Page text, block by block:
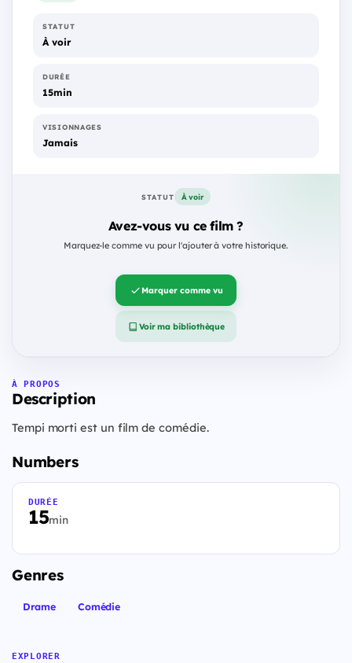
STATUT
À voir
DURÉE
15min
VISIONNAGES
Jamais
STATUT À voir
Avez-vous vu ce film ?
Marquez-le comme vu pour l'ajouter à votre historique.
Marquer comme vu
Voir ma bibliothèque
À PROPOS
Description
Tempi morti est un film de comédie.
Numbers
15min
DURÉE
Genres
Drame Comédie
EXPLORER